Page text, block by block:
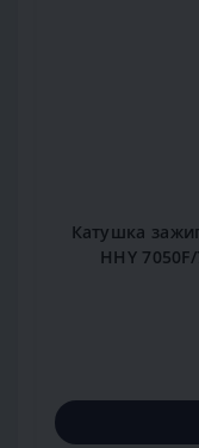
Катушка
HHY